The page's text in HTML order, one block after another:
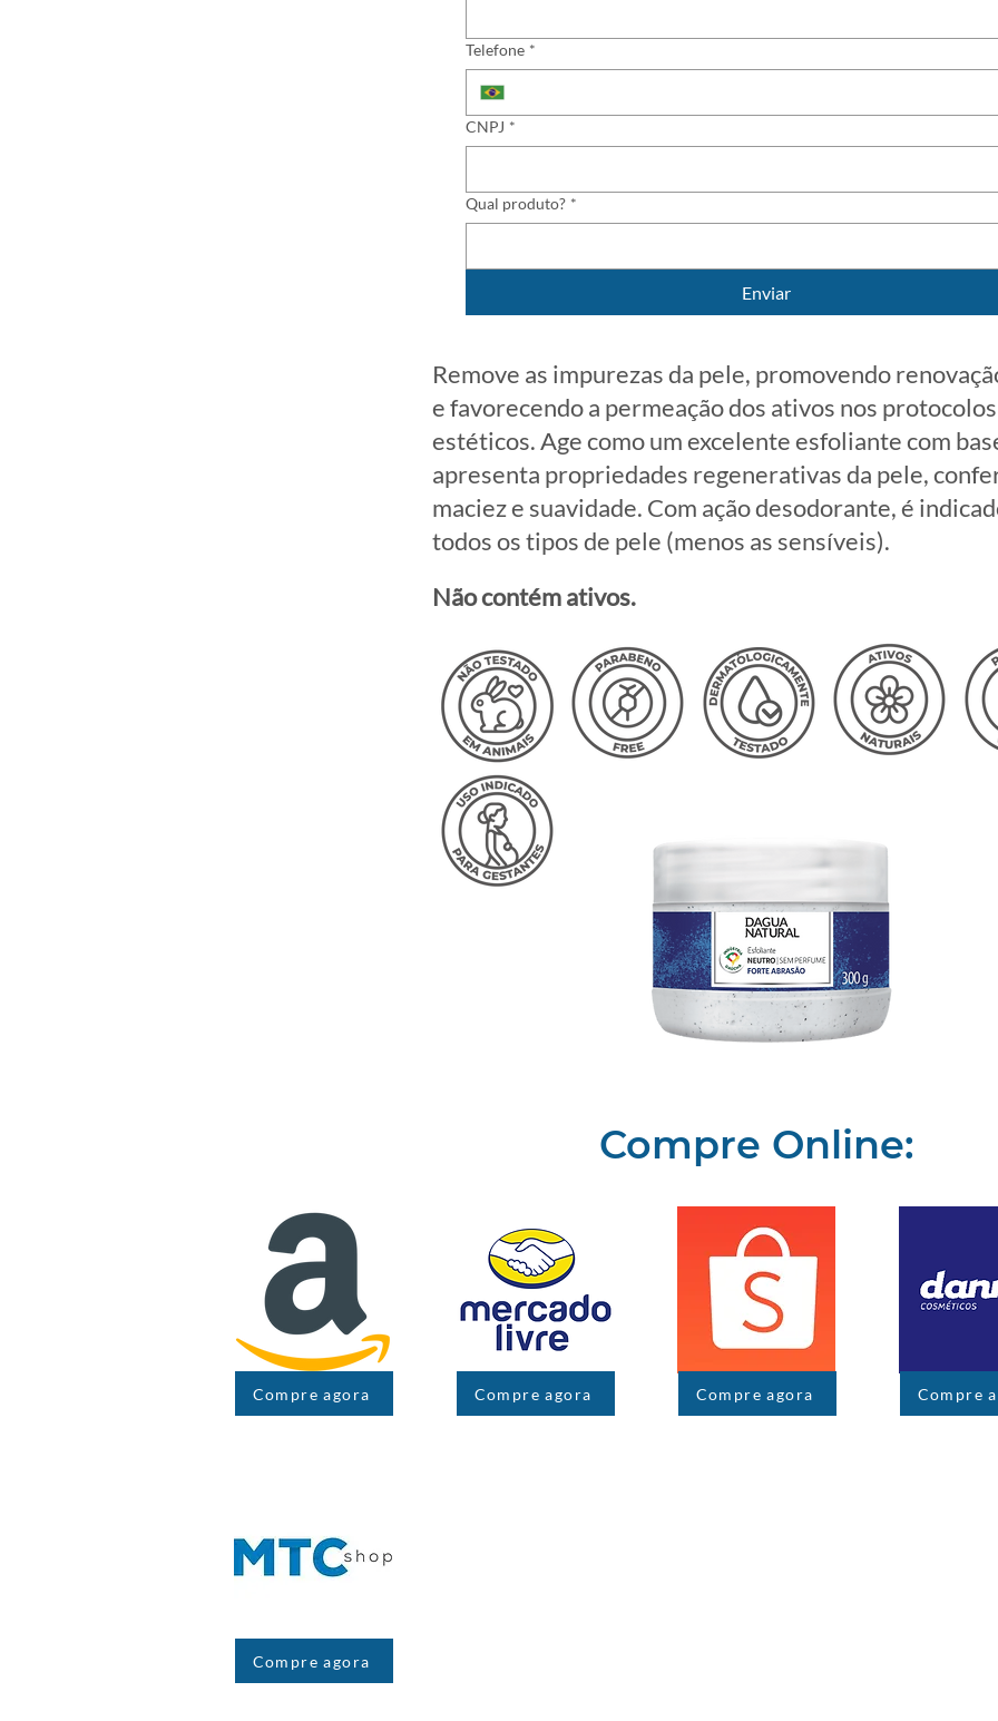
Telefone *
CNPJ *
Qual produto? *
Enviar
Remove as impurezas da pele, promovendo
e favorecendo a permeação dos ativos nos protocolos
estéticos. Age como um excelente esfoliante com
apresenta propriedades regenerativas da pele,
maciez e suavidade. Com ação desodorante, é
todos os tipos de pele (menos as sensíveis).
Não contém ativos.
Compre Online:
Compre agora Compre agora Compre agora Compre
Compre agora